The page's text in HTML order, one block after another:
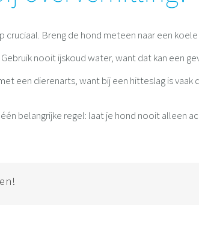
cruciaal. Breng de hond meteen naar een
nooit ijskoud water, want dat kan een
een dierenarts, want bij een hitteslag is vaak
belangrijke regel: laat je hond nooit alleen